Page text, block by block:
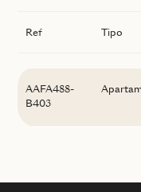
Ref Tipo
AAFA488-
B403